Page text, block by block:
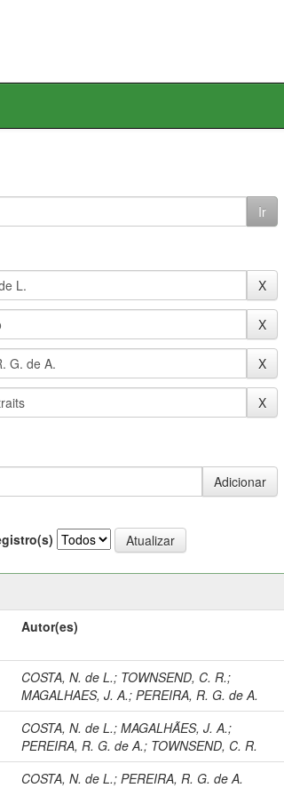
Autor(es)
COSTA, N. de L.; TOWNSEND, C. R.;
MAGALHAES, J. A.;PEREIRA, R. G. de A.
COSTA, N. de L.;MAGALHÃES, J. A.;
PEREIRA, R. G. de A.; TOWNSEND, C. R.
COSTA, N. de L.;PEREIRA, R. G. de A.